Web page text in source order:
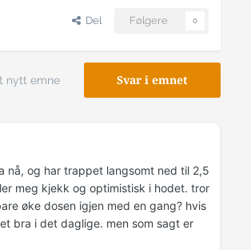
Del Følgere 0
Svar i emnet
nytt emne
nå, og har trappet langsomt ned til 2,5
meg kjekk og optimistisk i hodet. tror
øke dosen igjen med en gang? hvis
bra i det daglige. men som sagt er